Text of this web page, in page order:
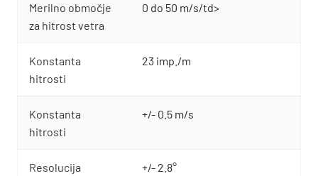
Merilno območje
za hitrost vetra
0 do 50 m/s/td>
Konstanta
hitrosti
23 imp./m
Konstanta
hitrosti
+/- 0.5 m/s
Resolucija
+/- 2.8°